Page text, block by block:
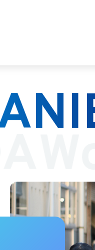
すべて 広告・印刷・情
数字で見る 子育て・